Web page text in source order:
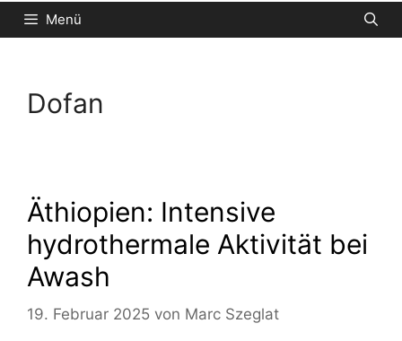
Menü
Dofan
Äthiopien: Intensive
hydrothermale Aktivität bei
Awash
19. Februar 2025 von Marc Szeglat